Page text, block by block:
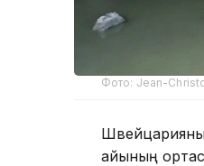
Фото: Jean-
айының